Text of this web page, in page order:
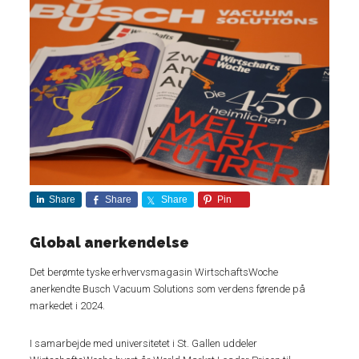
Share Share Share Pin
Global anerkendelse
Det berømte tyske erhvervsmagasin WirtschaftsWoche
anerkendte Busch Vacuum Solutions som verdens førende på
markedet i 2024.
I samarbejde med universitetet i St. Gallen uddeler